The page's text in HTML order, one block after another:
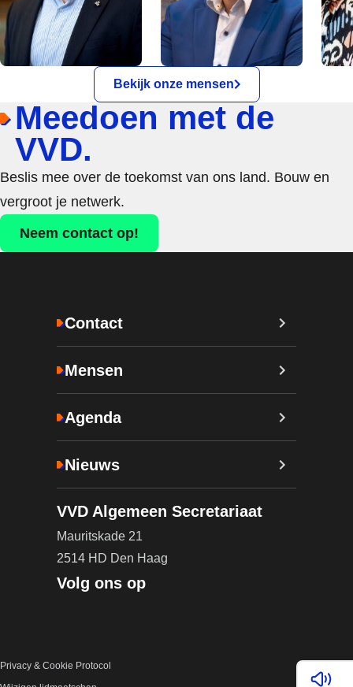
Bekijk onze mensen
Lees
Meedoen met de
VVD.
Beslis mee over de toekomst van ons land. Bouw en
vergroot je netwerk.
Neem contact op!
Contact
Mensen
Agenda
Nieuws
VVD Algemeen Secretariaat
Mauritskade 21
2514 HD Den Haag
Volg ons op
Privacy & Cookie Protocol